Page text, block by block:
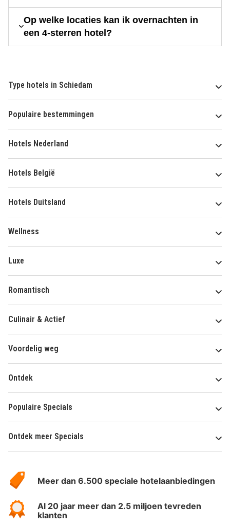
Op welke locaties kan ik overnachten in
een 4-sterren hotel?
Type hotels in Schiedam
Populaire bestemmingen
Hotels Nederland
Hotels België
Hotels Duitsland
Wellness
Luxe
Romantisch
Culinair & Actief
Voordelig weg
Ontdek
Populaire Specials
Ontdek meer Specials
HotelSpecials
Meer dan 6.500 speciale hotelaanbiedingen
Al 20 jaar meer dan 2.5 miljoen tevreden
klanten